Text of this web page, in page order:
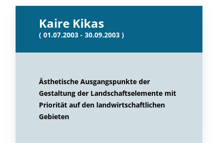
Kaire Kikas
( 01.07.2003 - 30.09.2003 )
Ästhetische Ausgangspunkte der
Gestaltung der Landschaftselemente mit
Priorität auf den landwirtschaftlichen
Gebieten